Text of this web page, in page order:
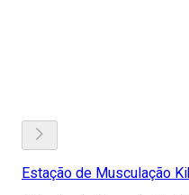
Estação de Musculação